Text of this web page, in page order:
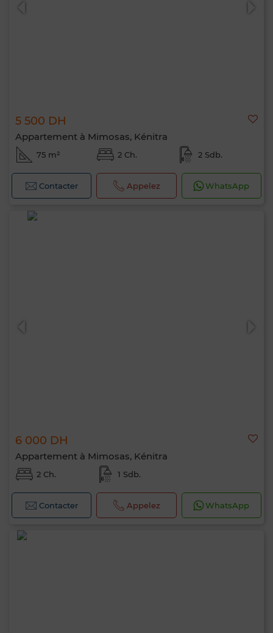
5 500 DH
Appartement à Mimosas, Kénitra
75 m² 2 Ch. 2 Sdb.
Contacter Appelez WhatsApp
6 000 DH
Appartement à Mimosas, Kénitra
2 Ch. 1 Sdb.
Contacter Appelez WhatsApp